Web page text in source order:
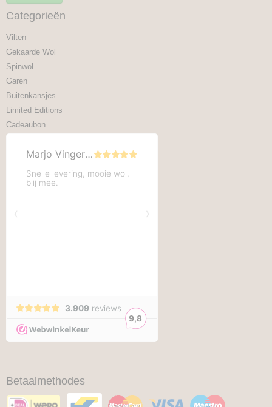
Categorieën
Vilten
Gekaarde Wol
Spinwol
Garen
Buitenkansjes
Limited Editions
Cadeaubon
Betaalmethodes